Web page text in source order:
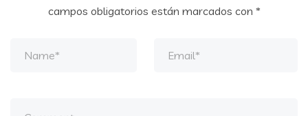
campos obligatorios están marcados con *